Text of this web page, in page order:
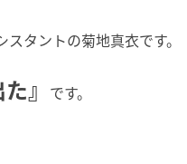
タントの菊地真衣です。
』 です。